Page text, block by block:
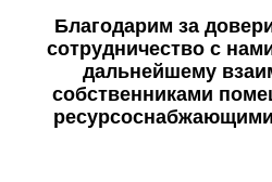
Благодарим за
сотрудничество с
дальнейшему
собственниками